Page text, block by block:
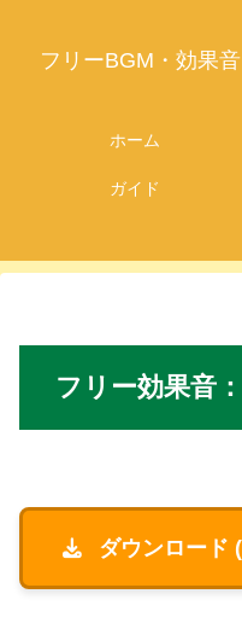
フリーBGM・効果
ホーム
ガイド
フリー効果音：
ダウンロード